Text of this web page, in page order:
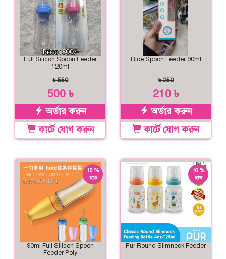
Full Silicon Spoon Feeder
120ml
৳ 550
500 ৳
অর্ডার করুন
কার্টে যোগ করুন
Rice Spoon Feeder 90ml
৳ 250
210 ৳
অর্ডার করুন
কার্টে যোগ করুন
16 %
ছাড়
90ml Full Silicon Spoon
Feeder Poly
16 %
ছাড়
Pur Round Slimneck Feeder